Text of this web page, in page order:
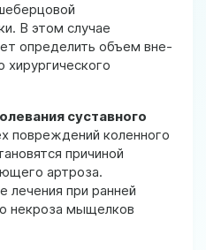
В этом случае
определить объем вне-
хирургического
суставного
повреждений коленного
причиной
артроза.
лечения при ранней
некроза мыщелков